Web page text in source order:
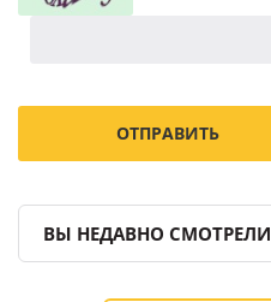
ВЫ НЕДАВНО СМОТРЕЛИ